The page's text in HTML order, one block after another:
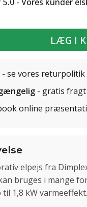
LÆG I
- se vores returpolitik
- gratis
online
elpejs fra
bruges i mange
1,8 kW varmeeffekt.